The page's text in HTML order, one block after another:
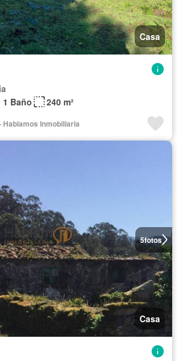
Casa
1 Baño 240 m²
Hablamos Inmobiliaria
5fotos
Casa